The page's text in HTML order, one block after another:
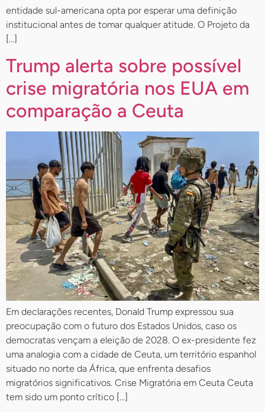
entidade sul-americana opta por esperar uma definição
institucional antes de tomar qualquer atitude. O Projeto da
[…]
Trump alerta sobre possível
crise migratória nos EUA em
comparação a Ceuta
Em declarações recentes, Donald Trump expressou sua
preocupação com o futuro dos Estados Unidos, caso os
democratas vençam a eleição de 2028. O ex-presidente fez
uma analogia com a cidade de Ceuta, um território espanhol
situado no norte da África, que enfrenta desafios
migratórios significativos. Crise Migratória em Ceuta Ceuta
tem sido um ponto crítico […]